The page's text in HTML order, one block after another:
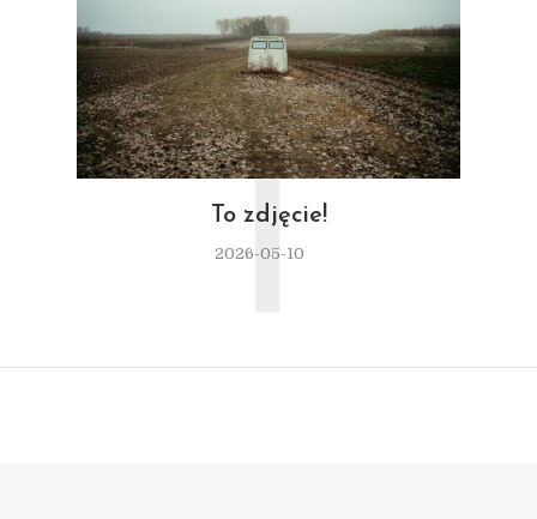
To zdjęcie!
2026-05-10
T